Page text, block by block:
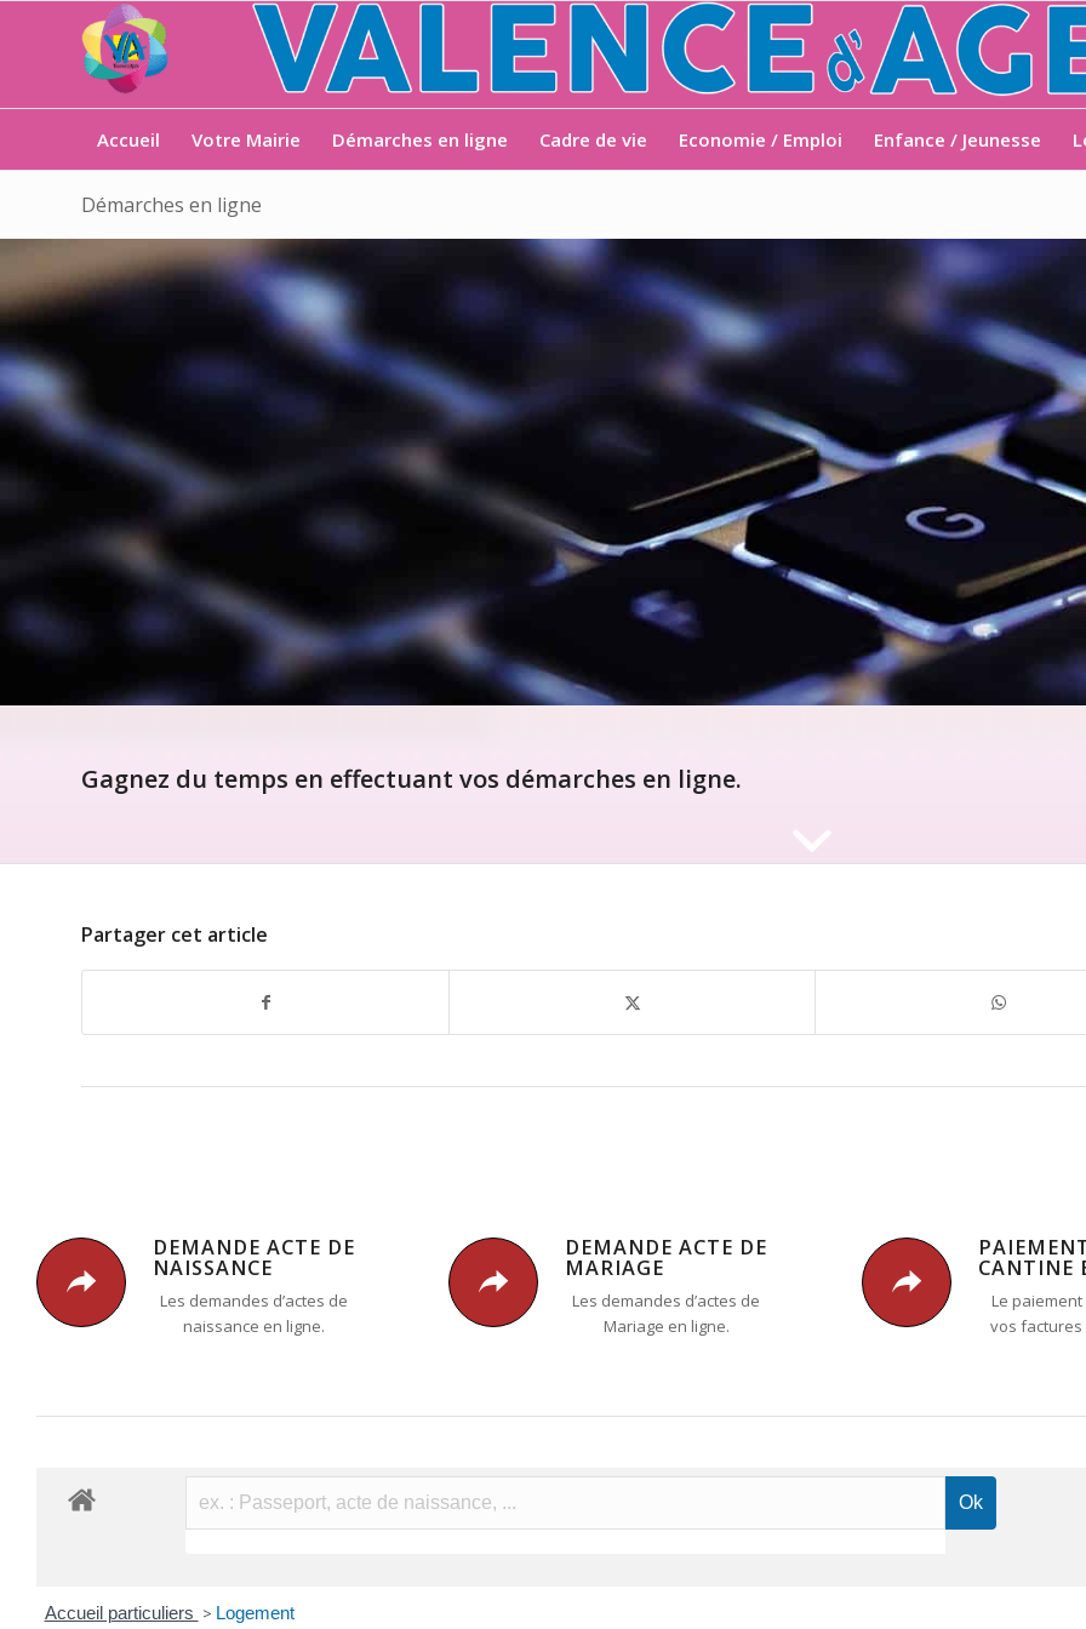
Accueil Votre Mairie Démarches en ligne Cadre de vie Economie / Emploi Enfance / Jeunesse
Démarches en ligne
Gagnez du temps en effectuant vos démarches en ligne.
Partager cet article
DEMANDE ACTE DE
NAISSANCE
Les demandes d’actes de
naissance en ligne.
DEMANDE ACTE DE
MARIAGE
Les demandes d’actes de
Mariage en ligne.
CANTINE
Le
vos
Accueil particuliers > Logement